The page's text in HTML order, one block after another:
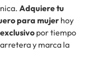
Adquiere tu
para mujer hoy
por tiempo
y marca la